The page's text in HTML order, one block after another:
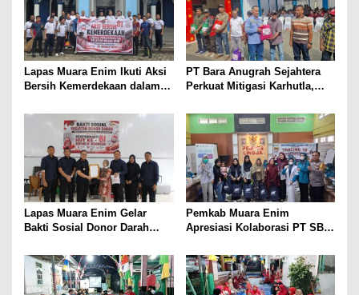
Lapas Muara Enim Ikuti Aksi
Bersih Kemerdekaan dalam
Indonesia
PT Bara Anugrah Sejahtera
Perkuat Mitigasi Karhutla,
Lawang Kidul Edukasi Warga
Lapas Muara Enim Gelar
Bakti Sosial Donor Darah
HUT ke-81 Republik Indonesia
Pemkab Muara Enim
Apresiasi Kolaborasi PT SBS
Warga Sekitar Tambang